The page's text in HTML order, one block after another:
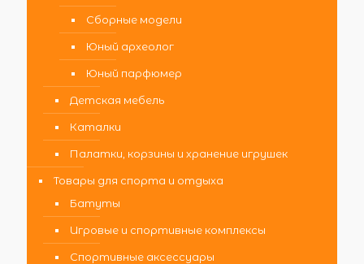
Сборные модели
Юный археолог
Юный парфюмер
Детская мебель
Каталки
Палатки, корзины и хранение игрушек
Товары для спорта и отдыха
Батуты
Игровые и спортивные комплексы
Спортивные аксессуары